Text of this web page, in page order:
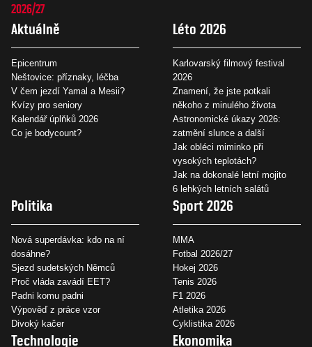
2026/27
Aktuálně
Epicentrum
Neštovice: příznaky, léčba
V čem jezdí Yamal a Mesii?
Kvízy pro seniory
Kalendář úplňků 2026
Co je bodycount?
Léto 2026
Karlovarský filmový festival
2026
Znamení, že jste potkali
někoho z minulého života
Astronomické úkazy 2026:
zatmění slunce a další
Jak obléci miminko při
vysokých teplotách?
Jak na dokonalé letní mojito
6 lehkých letních salátů
Politika
Nová superdávka: kdo na ní
dosáhne?
Sjezd sudetských Němců
Proč vláda zavádí EET?
Padni komu padni
Výpověď z práce vzor
Divoký kačer
Sport 2026
MMA
Fotbal 2026/27
Hokej 2026
Tenis 2026
F1 2026
Atletika 2026
Cyklistika 2026
Technologie Ekonomika